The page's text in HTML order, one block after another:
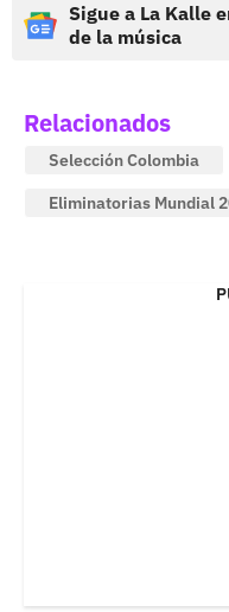
Sigue a La Kalle
de la música
Relacionados
Selección Colombia
Eliminatorias Mundial